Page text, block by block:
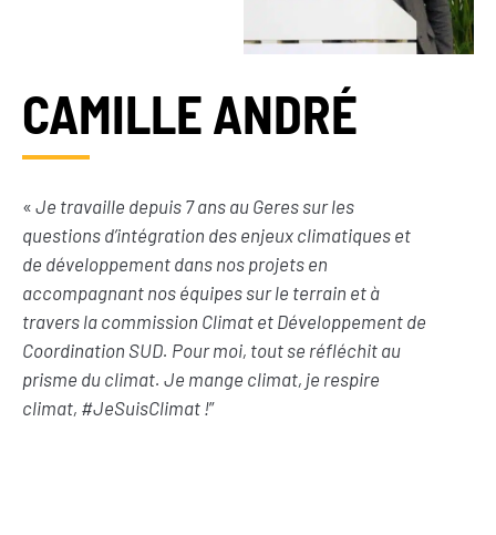
CAMILLE ANDRÉ
« Je travaille depuis 7 ans au Geres sur les
questions d’intégration des enjeux climatiques et
de développement dans nos projets en
accompagnant nos équipes sur le terrain et à
travers la commission Climat et Développement de
Coordination SUD. Pour moi, tout se réfléchit au
prisme du climat. Je mange climat, je respire
climat, #JeSuisClimat !”